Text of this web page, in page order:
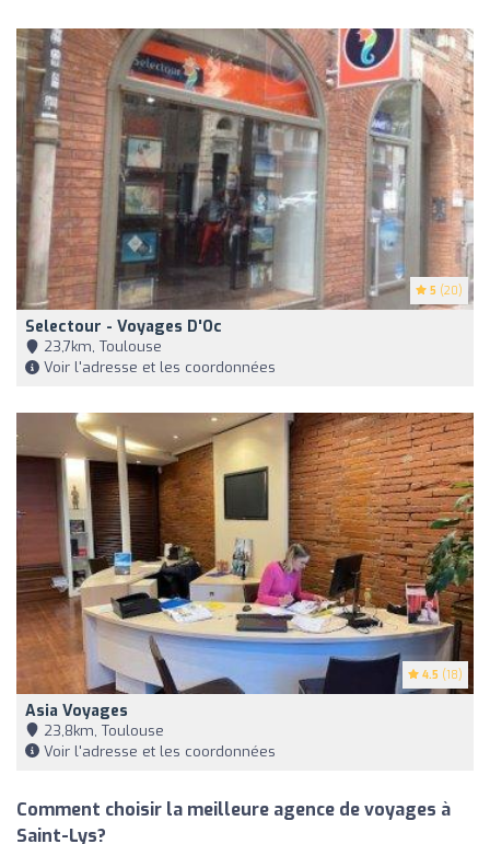
5 (20)
Selectour - Voyages D'Oc
23,7km, Toulouse
Voir l'adresse et les coordonnées
4.5 (18)
Asia Voyages
23,8km, Toulouse
Voir l'adresse et les coordonnées
Comment choisir la meilleure agence de voyages à
Saint-Lys?